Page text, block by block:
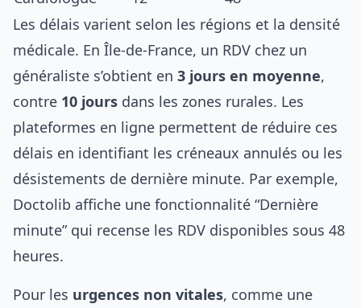
Les délais varient selon les régions et la densité
médicale. En Île-de-France, un RDV chez un
généraliste s’obtient en 3 jours en moyenne,
contre 10 jours dans les zones rurales. Les
plateformes en ligne permettent de réduire ces
délais en identifiant les créneaux annulés ou les
désistements de dernière minute. Par exemple,
Doctolib affiche une fonctionnalité “Dernière
minute” qui recense les RDV disponibles sous 48
heures.
Pour les urgences non vitales, comme une